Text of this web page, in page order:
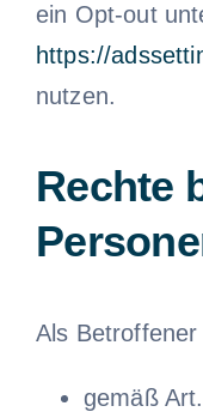
ein Opt-out
https://
nutzen.
Rechte
Als
gemäß